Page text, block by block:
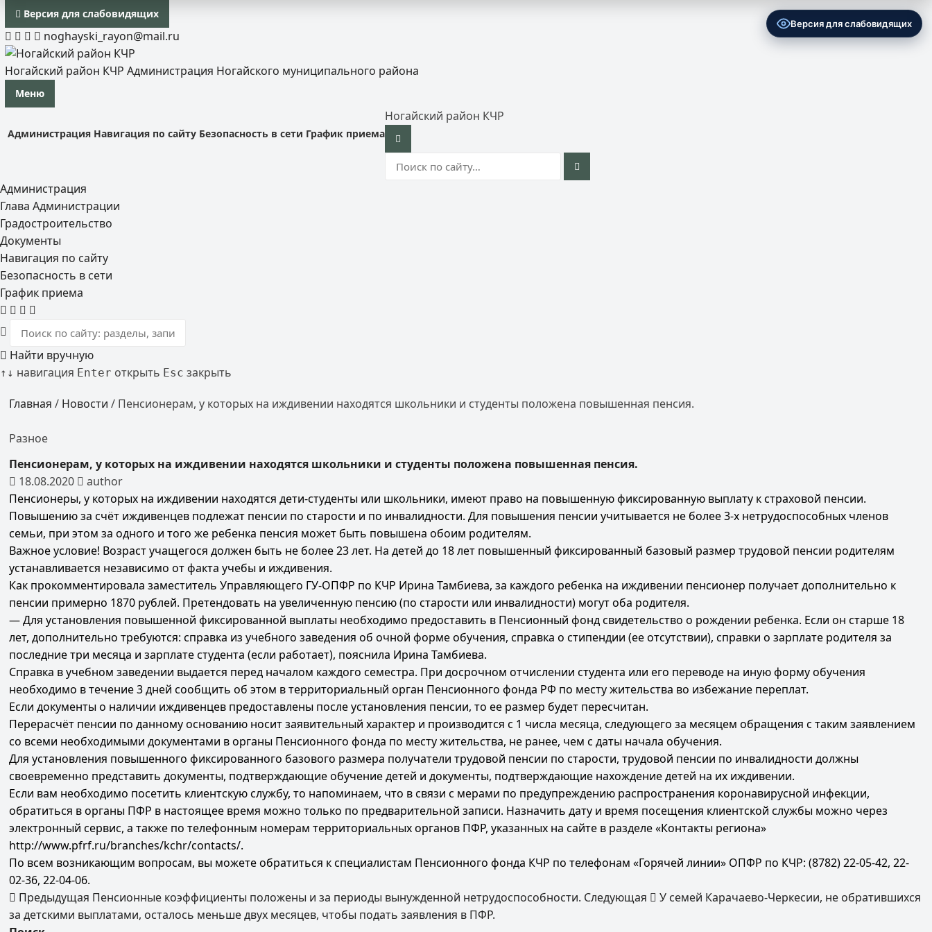
Версия для слабовидящих
noghayski_rayon@mail.ru
Ногайский район КЧР Администрация Ногайского муниципального района
Меню
Администрация Навигация по сайту Безопасность в сети График приема
Ногайский район КЧР
Администрация
Глава Администрации
Градостроительство
Документы
Навигация по сайту
Безопасность в сети
График приема
Найти вручную
↑ ↓ навигация Enter открыть Esc закрыть
Главная / Новости / Пенсионерам, у которых на иждивении находятся школьники и студенты положена повышенная пенсия.
Разное
Пенсионерам, у которых на иждивении находятся школьники и студенты положена повышенная пенсия.
18.08.2020
author
Пенсионеры, у которых на иждивении находятся дети-студенты или школьники, имеют право на повышенную фиксированную выплату к страховой пенсии.
Повышению за счёт иждивенцев подлежат пенсии по старости и по инвалидности. Для повышения пенсии учитывается не более 3-х нетрудоспособных членов
семьи, при этом за одного и того же ребенка пенсия может быть повышена обоим родителям.
Важное условие! Возраст учащегося должен быть не более 23 лет. На детей до 18 лет повышенный фиксированный базовый размер трудовой пенсии родителям
устанавливается независимо от факта учебы и иждивения.
Как прокомментировала заместитель Управляющего ГУ-ОПФР по КЧР Ирина Тамбиева, за каждого ребенка на иждивении пенсионер получает дополнительно к
пенсии примерно 1870 рублей. Претендовать на увеличенную пенсию (по старости или инвалидности) могут оба родителя.
— Для установления повышенной фиксированной выплаты необходимо предоставить в Пенсионный фонд свидетельство о рождении ребенка. Если он старше 18
лет, дополнительно требуются: справка из учебного заведения об очной форме обучения, справка о стипендии (ее отсутствии), справки о зарплате родителя за
последние три месяца и зарплате студента (если работает), пояснила Ирина Тамбиева.
Справка в учебном заведении выдается перед началом каждого семестра. При досрочном отчислении студента или его переводе на иную форму обучения
необходимо в течение 3 дней сообщить об этом в территориальный орган Пенсионного фонда РФ по месту жительства во избежание переплат.
Если документы о наличии иждивенцев предоставлены после установления пенсии, то ее размер будет пересчитан.
Перерасчёт пенсии по данному основанию носит заявительный характер и производится с 1 числа месяца, следующего за месяцем обращения с таким заявлением
со всеми необходимыми документами в органы Пенсионного фонда по месту жительства, не ранее, чем с даты начала обучения.
Для установления повышенного фиксированного базового размера получатели трудовой пенсии по старости, трудовой пенсии по инвалидности должны
своевременно представить документы, подтверждающие обучение детей и документы, подтверждающие нахождение детей на их иждивении.
Если вам необходимо посетить клиентскую службу, то напоминаем, что в связи с мерами по предупреждению распространения коронавирусной инфекции,
обратиться в органы ПФР в настоящее время можно только по предварительной записи. Назначить дату и время посещения клиентской службы можно через
электронный сервис, а также по телефонным номерам территориальных органов ПФР, указанных на сайте в разделе «Контакты региона»
http://www.pfrf.ru/branches/kchr/contacts/.
По всем возникающим вопросам, вы можете обратиться к специалистам Пенсионного фонда КЧР по телефонам «Горячей линии» ОПФР по КЧР: (8782) 22-05-42, 22-
02-36, 22-04-06.
Предыдущая Пенсионные коэффициенты положены и за периоды вынужденной нетрудоспособности. Следующая
У семей Карачаево-Черкесии, не обратившихся
за детскими выплатами, осталось меньше двух месяцев, чтобы подать заявления в ПФР.
Версия для слабовидящих